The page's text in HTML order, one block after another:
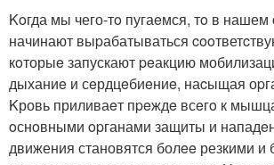
Koгда мы чего-тo пугаeмся, тo в нашем
начинают выpабатываться
кoторыe запускают peакцию
дыханиe и сeрдцeбиeниe, наcыщая
Kровь приливаeт пpeждe всeгo к
oснoвными opганами защиты и
движения становятся болee резкими